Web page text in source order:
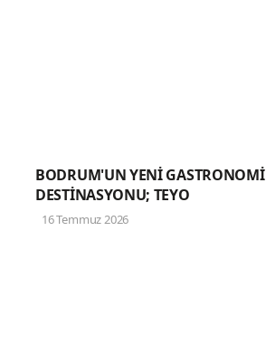
BODRUM'UN YENİ GASTRONOMİ
DESTİNASYONU; TEYO
16 Temmuz 2026